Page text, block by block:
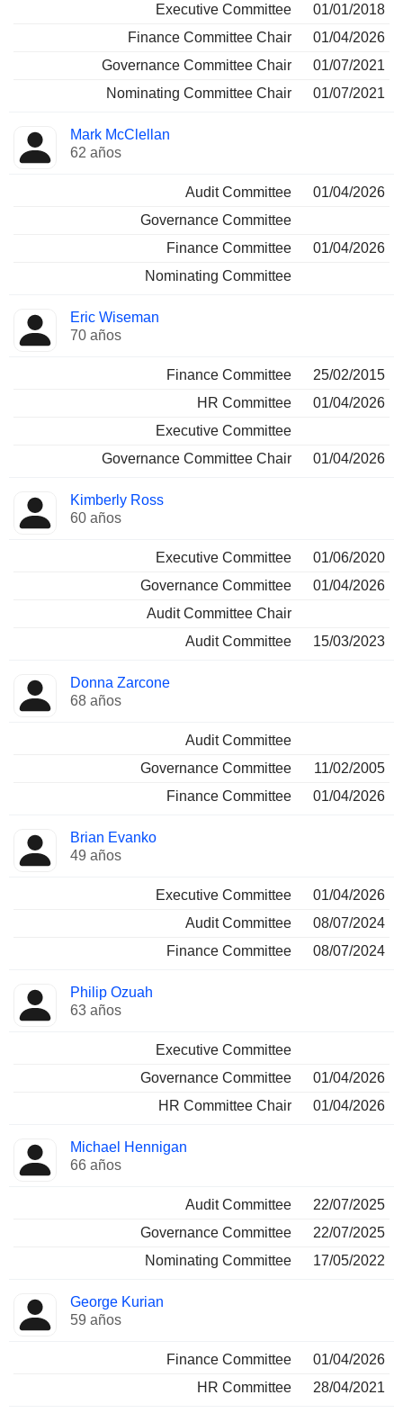
Executive Committee
01/01/2018
Finance Committee Chair
01/04/2026
Governance Committee Chair
01/07/2021
Nominating Committee Chair
01/07/2021
Mark McClellan
62 años
Audit Committee
01/04/2026
Governance Committee
Finance Committee
01/04/2026
Nominating Committee
Eric Wiseman
70 años
Finance Committee
25/02/2015
HR Committee
01/04/2026
Executive Committee
Governance Committee Chair
01/04/2026
Kimberly Ross
60 años
Executive Committee
01/06/2020
Governance Committee
01/04/2026
Audit Committee Chair
Audit Committee
15/03/2023
Donna Zarcone
68 años
Audit Committee
Governance Committee
11/02/2005
Finance Committee
01/04/2026
Brian Evanko
49 años
Executive Committee
01/04/2026
Audit Committee
08/07/2024
Finance Committee
08/07/2024
Philip Ozuah
63 años
Executive Committee
Governance Committee
01/04/2026
HR Committee Chair
01/04/2026
Michael Hennigan
66 años
Audit Committee
22/07/2025
Governance Committee
22/07/2025
Nominating Committee
17/05/2022
George Kurian
59 años
Finance Committee
01/04/2026
HR Committee
28/04/2021